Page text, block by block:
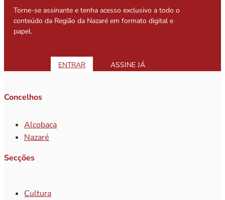
Torne-se assinante e tenha acesso exclusivo a todo o
conteúdo da Região da Nazaré em formato digital e
papel.
ENTRAR ASSINE JÁ
Concelhos
Alcobaça
Nazaré
Secções
Cultura